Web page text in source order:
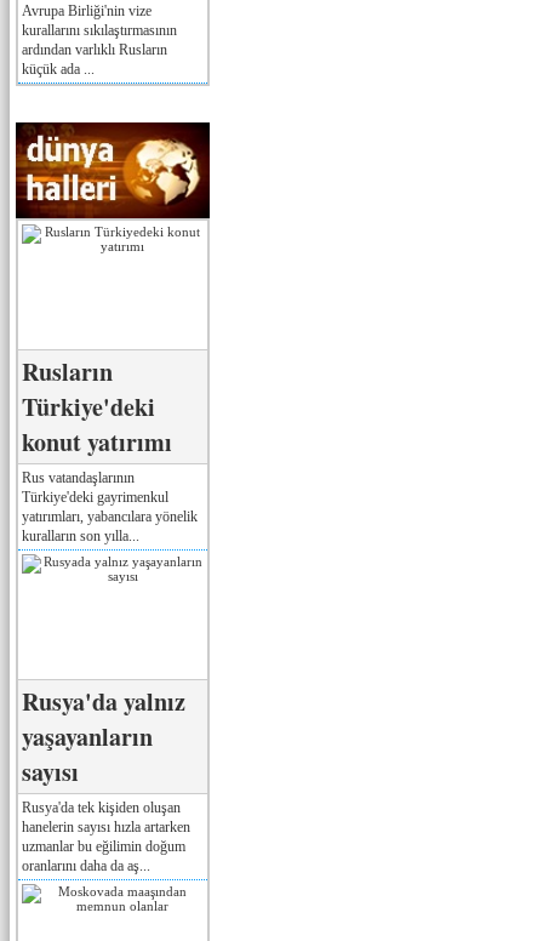
Avrupa Birliği'nin vize
kurallarını sıkılaştırmasının
ardından varlıklı Rusların
küçük ada ...
Rusların
Türkiye'deki
konut yatırımı
Rus vatandaşlarının
Türkiye'deki gayrimenkul
yatırımları, yabancılara yönelik
kuralların son yılla...
Rusya'da yalnız
yaşayanların
sayısı
Rusya'da tek kişiden oluşan
hanelerin sayısı hızla artarken
uzmanlar bu eğilimin doğum
oranlarını daha da aş...